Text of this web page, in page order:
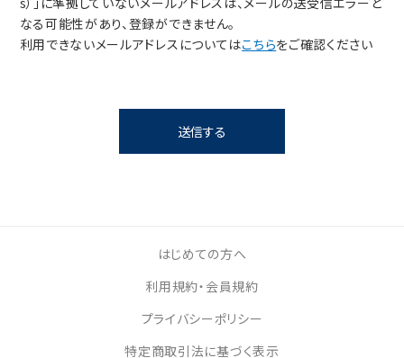
なる可能性があり、登録ができません。
利用できないメールアドレスについてはこちらをご確認ください
送信する
はじめての方へ
利用規約・会員規約
プライバシーポリシー
特定商取引法に基づく表示